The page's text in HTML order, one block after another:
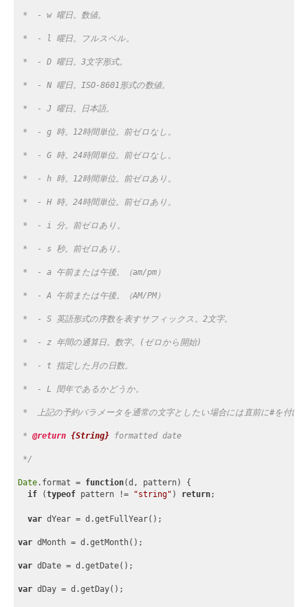
*  - w 曜日。数値。
*  - l 曜日。フルスペル。
*  - D 曜日。3文字形式。
*  - N 曜日。ISO-8601形式の数値。
*  - J 曜日。日本語。
*  - g 時。12時間単位。前ゼロなし。
*  - G 時。24時間単位。前ゼロなし。
*  - h 時。12時間単位。前ゼロあり。
*  - H 時。24時間単位。前ゼロあり。
*  - i 分。前ゼロあり。
*  - s 秒。前ゼロあり。
*  - a 午前または午後。（am/pm）
*  - A 午前または午後。（AM/PM）
*  - S 英語形式の序数を表すサフィックス。2文字。
*  - z 年間の通算日。数字。(ゼロから開始)
*  - t 指定した月の日数。
*  - L 閏年であるかどうか。
*  上記の予約パラメータを通常の文字としたい場合には直前に#を付け
* @return {String} formatted date
*/
Date.format = function(d, pattern) {
if (typeof pattern != "string" ) return;
var dYear = d.getFullYear();
var dMonth = d.getMonth();
var dDate = d.getDate();
var dDay = d.getDay();